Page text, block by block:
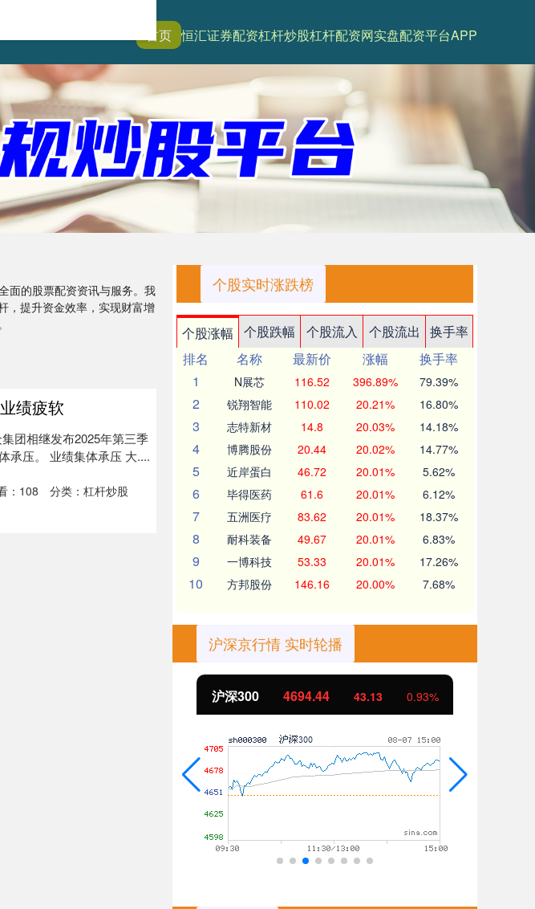
首页 恒汇证券配资杠杆炒股杠杆配资网实盘配资平台APP
面的股票配资资讯与服务。我
，提升资金效率，实现财富增
绩疲软
团相继发布2025年第三季
承压。 业绩集体承压 大....
： 108 分类： 杠杆炒股
个股实时涨跌榜
个股涨幅 个股跌幅 个股流入 个股流出
换手率
排名
名称 最新价 涨幅
换手率
1
N展芯 116.52 396.89% 79.39%
2 锐翔智能 110.02 20.21% 16.80%
3 志特新材 14.8 20.03% 14.18%
4 博腾股份 20.44 20.02% 14.77%
5 近岸蛋白 46.72 20.01% 5.62%
6 毕得医药 61.6 20.01% 6.12%
7 五洲医疗 83.62 20.01% 18.37%
8 耐科装备 49.67 20.01% 6.83%
9 一博科技 53.33 20.01% 17.26%
10 方邦股份 146.16 20.00% 7.68%
沪深京行情 实时轮播
北证50 1134.24 11.37 1.01%